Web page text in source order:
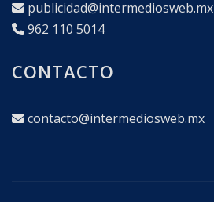
publicidad@intermediosweb.mx
962 110 5014
CONTACTO
contacto@intermediosweb.mx